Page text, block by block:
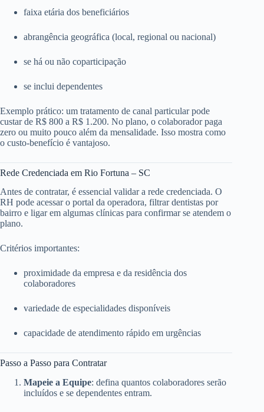
faixa etária dos beneficiários
abrangência geográfica (local, regional ou nacional)
se há ou não coparticipação
se inclui dependentes
Exemplo prático: um tratamento de canal particular pode
custar de R$ 800 a R$ 1.200. No plano, o colaborador paga
zero ou muito pouco além da mensalidade. Isso mostra como
o custo-benefício é vantajoso.
Rede Credenciada em Rio Fortuna – SC
Antes de contratar, é essencial validar a rede credenciada. O
RH pode acessar o portal da operadora, filtrar dentistas por
bairro e ligar em algumas clínicas para confirmar se atendem o
plano.
Critérios importantes:
proximidade da empresa e da residência dos
colaboradores
variedade de especialidades disponíveis
capacidade de atendimento rápido em urgências
Passo a Passo para Contratar
Mapeie a Equipe: defina quantos colaboradores serão
incluídos e se dependentes entram.